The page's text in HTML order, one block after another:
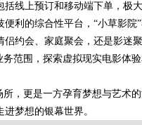
线上预订和移动端下单，极
利的综合性平台，“小草影
约会、家庭聚会，还是影迷
范围，探索虚拟现实电影体
，更是一方孕育梦想与艺术
梦想的银幕世界。